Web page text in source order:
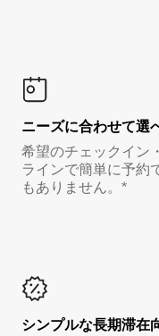
ニーズに合わせて選
希望のチェックイン
ラインで簡単に予約
もありません。*
シンプルな長期滞在